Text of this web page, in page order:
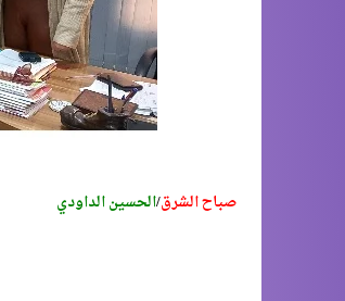
صباح الشرق/الحسين الداودي